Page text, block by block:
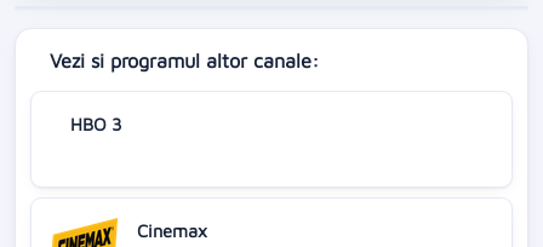
Vezi si programul altor canale:
HBO 3
Cinemax